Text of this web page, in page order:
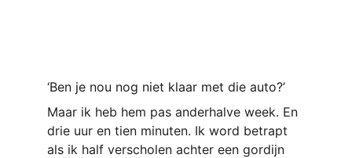
‘Ben je nou nog niet klaar met die auto?’
Maar ik heb hem pas anderhalve week. En
drie uur en tien minuten. Ik word betrapt
als ik half verscholen achter een gordijn